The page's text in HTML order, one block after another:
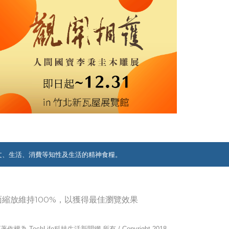
生活、消費等知性及生活的精神食糧。
放維持100%，以獲得最佳瀏覽效果